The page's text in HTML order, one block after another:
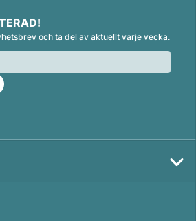
och ta del av aktuellt varje vecka.